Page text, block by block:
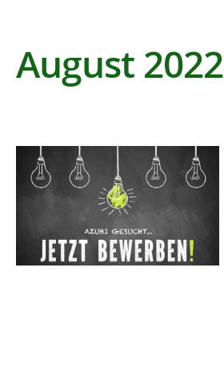
August 2022